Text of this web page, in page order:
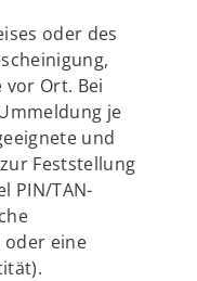
oder des
vor Ort. Bei
je
und
Feststellung
PIN/TAN-
oder eine